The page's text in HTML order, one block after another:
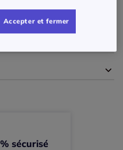
sécurisé
Accepter et fermer